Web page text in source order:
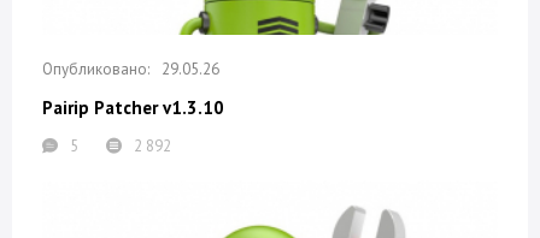
29.05.26
Pairip Patcher v1.3.10
5 2 892